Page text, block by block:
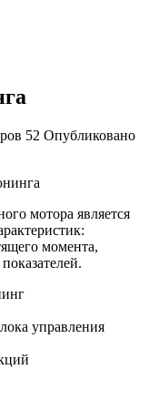
52 Опубликовано
мотора является
момента,
управления